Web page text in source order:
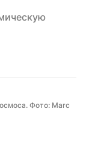
Фото: Marc